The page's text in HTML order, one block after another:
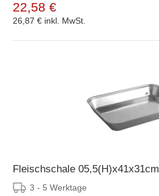
22,58 €
26,87 € inkl. MwSt.
Fleischschale 05,5(H)x41x31cm
3 - 5 Werktage